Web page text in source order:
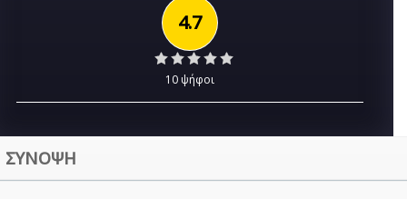
4.7
10 ψήφοι
ΣΥΝΟΨΗ